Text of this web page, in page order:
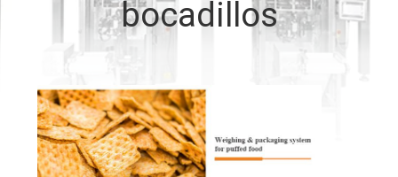
CONTROL
CALIDAD
CONTÁCTENOS
bocadillos